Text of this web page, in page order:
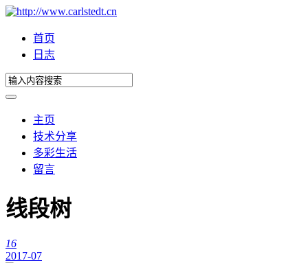
首页
日志
主页
技术分享
多彩生活
留言
线段树
16
2017-07